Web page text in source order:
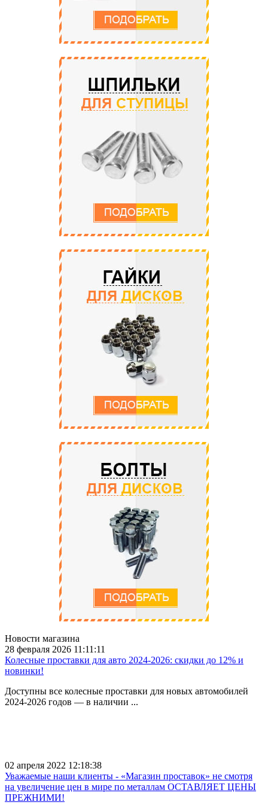
Новости магазина
28 февраля 2026 11:11:11
Колесные проставки для авто 2024-2026: скидки до 12% и
новинки!
Доступны все колесные проставки для новых автомобилей
2024-2026 годов — в наличии ...
02 апреля 2022 12:18:38
Уважаемые наши клиенты - «Магазин проставок» не смотря
на увеличение цен в мире по металлам ОСТАВЛЯЕТ ЦЕНЫ
ПРЕЖНИМИ!